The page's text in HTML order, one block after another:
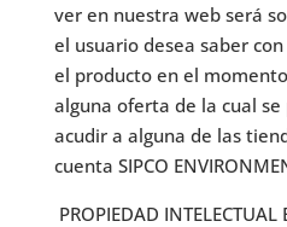
ver en nuestra web será
el usuario desea saber
el producto en el
alguna oferta de la cual
acudir a alguna de las
cuenta SIPCO
PROPIEDAD INTELECTUAL